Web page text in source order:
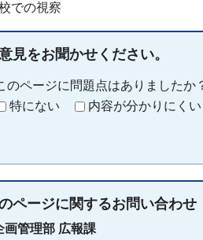
での視察
見をお聞かせください。
のページに問題点はありましたか
特にない
内容が分かりにくい
ページに関するお問い合わせ
画管理部 広報課